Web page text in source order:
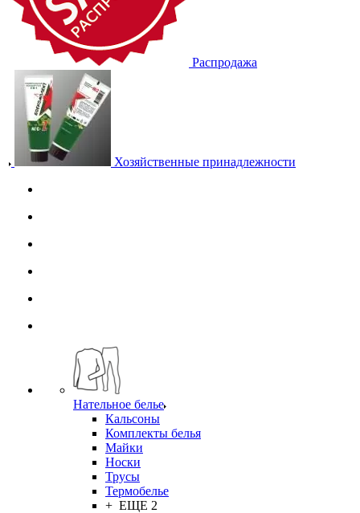
Распродажа
Хозяйственные принадлежности
Нательное белье
Кальсоны
Комплекты белья
Майки
Носки
Трусы
Термобелье
+ ЕЩЕ 2